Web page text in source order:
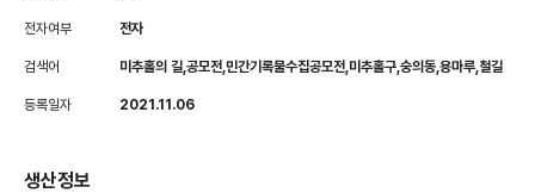
전자여부 전자
검색어 미추홀의 길,공모전,민간기록물수집공모전,미추홀구,숭의동,용마루,철길
등록일자 2021.11.06
생산정보